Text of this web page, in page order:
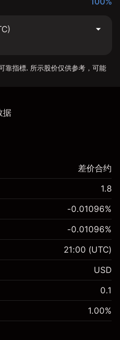
靠指標. 所示股价仅供参考，可能
据
约交易。
差价合约
1.8
$1,000.00
-0.01096
%
(-$10.96)
约值）
-0.01096%
$1,000.00
-0.01096
-0.01096%
21:00 (UTC)
USD
0.1
1.00%